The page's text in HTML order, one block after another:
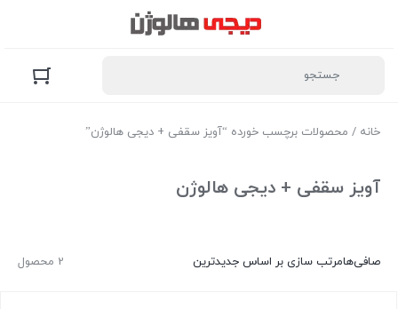
خانه / محصولات برچسب خورده “آویز سقفی + دیجی هالوژن”
آویز سقفی + دیجی هالوژن
2 محصول صافی‌هامرتب سازی بر اساس جدیدترین